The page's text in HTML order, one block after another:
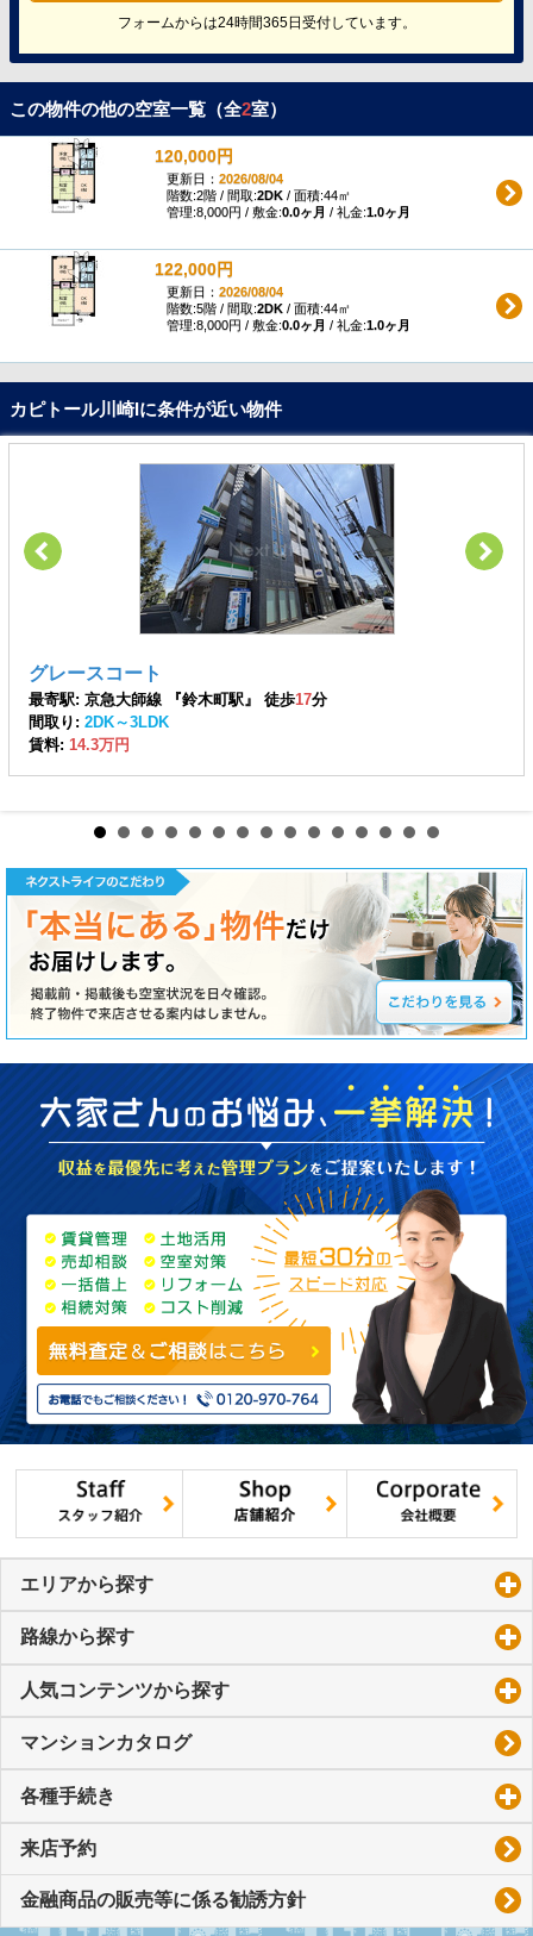
フォームからは24時間365日受付しています。
この物件の他の空室一覧（全2室）
120,000円
更新日： 2026/08/04
階数:2階 / 間取:2DK/ 面積:44㎡
管理:8,000円 / 敷金:0.0ヶ月 / 礼金:1.0ヶ月
122,000円
更新日： 2026/08/04
階数:5階 / 間取:2DK/ 面積:44㎡
管理:8,000円 / 敷金:0.0ヶ月 / 礼金:1.0ヶ月
カピトール川崎Iに条件が近い物件
グレースコート
最寄駅: 京急大師線 『鈴木町駅』 徒歩17分
間取り: 2DK～3LDK
賃料: 14.3万円
エリアから探す
路線から探す
人気コンテンツから探す
マンションカタログ
各種手続き
来店予約
金融商品の販売等に係る勧誘方針